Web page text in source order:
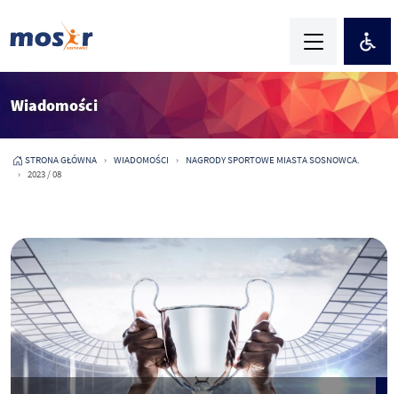
Wiadomości
STRONA GŁÓWNA WIADOMOŚCI
NAGRODY SPORTOWE MIASTA SOSNOWCA.
2023 / 08